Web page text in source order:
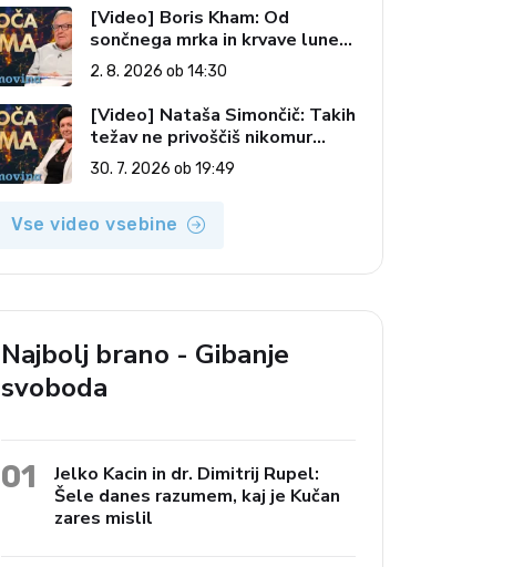
[Video] Boris Kham: Od
sončnega mrka in krvave lune
do slovenskih pečatov v vesolju
(Vroča tema, 2. 8. 2026)
2. 8. 2026 ob 14:30
[Video] Nataša Simončič: Takih
težav ne privoščiš nikomur
(Vroča tema, 30. 7. 2026)
30. 7. 2026 ob 19:49
Vse video vsebine
Najbolj brano - Gibanje
svoboda
01
Jelko Kacin in dr. Dimitrij Rupel:
Šele danes razumem, kaj je Kučan
zares mislil